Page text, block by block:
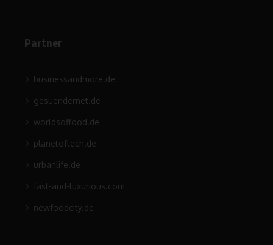
Partner
businessandmore.de
gesuendernet.de
worldsoffood.de
planetoftech.de
urbanlife.de
fast-and-luxurious.com
newfoodcity.de